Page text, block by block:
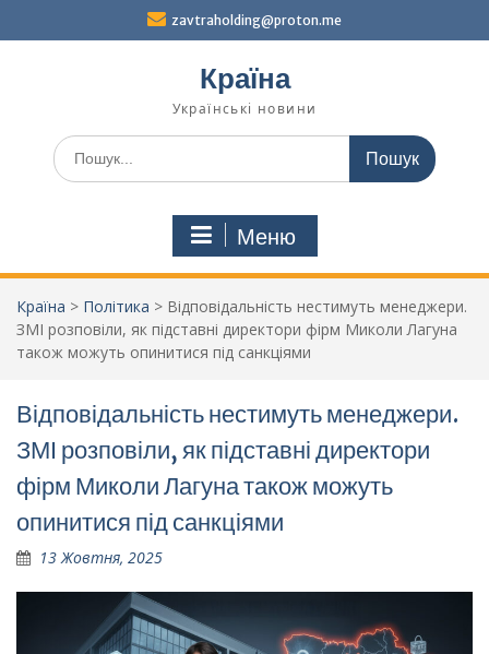
zavtraholding@proton.me
Країна
Українські новини
Шукати:
Меню
Країна > Політика > Відповідальність нестимуть менеджери.
ЗМІ розповіли, як підставні директори фірм Миколи Лагуна
також можуть опинитися під санкціями
Відповідальність нестимуть менеджери.
ЗМІ розповіли, як підставні директори
фірм Миколи Лагуна також можуть
опинитися під санкціями
13 Жовтня, 2025